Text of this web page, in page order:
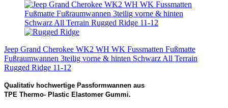
Jeep Grand Cherokee WK2 WH WK Fussmatten Fußmatte
Fußraumwannen 3teilig vorne & hinten Schwarz All Terrain
Rugged Ridge 11-12
Qualitativ hochwertige Passformwannen aus
TPE Thermo- Plastic Elastomer Gummi.